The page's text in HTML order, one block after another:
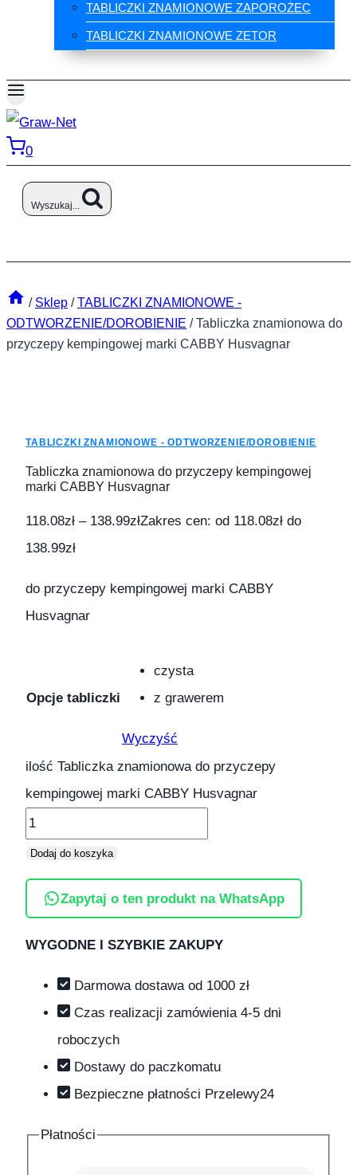
TABLICZKI ZNAMIONOWE ZAPOROŻEC
TABLICZKI ZNAMIONOWE ZETOR
0
Wyszukaj...
/ Sklep / TABLICZKI ZNAMIONOWE -
ODTWORZENIE/DOROBIENIE / Tabliczka znamionowa do
przyczepy kempingowej marki CABBY Husvagnar
TABLICZKI ZNAMIONOWE - ODTWORZENIE/DOROBIENIE
Tabliczka znamionowa do przyczepy kempingowej
marki CABBY Husvagnar
118.08zł – 138.99złZakres cen: od 118.08zł do
138.99zł
do przyczepy kempingowej marki CABBY
Husvagnar
Opcje tabliczki
czysta
z grawerem
Wyczyść
ilość Tabliczka znamionowa do przyczepy
kempingowej marki CABBY Husvagnar
Dodaj do koszyka
Zapytaj o ten produkt na WhatsApp
WYGODNE I SZYBKIE ZAKUPY
Darmowa dostawa od 1000 zł
Czas realizacji zamówienia 4-5 dni
roboczych
Dostawy do paczkomatu
Bezpieczne płatności Przelewy24
Płatności